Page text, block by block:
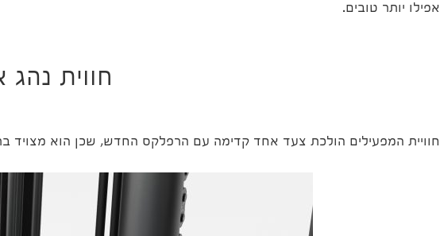
אפילו יותר טובים.
חווית נהג
חוויית המפעילים הולכת צעד אחד קדימה עם הרפלקס החדש, שכן הוא מצויד